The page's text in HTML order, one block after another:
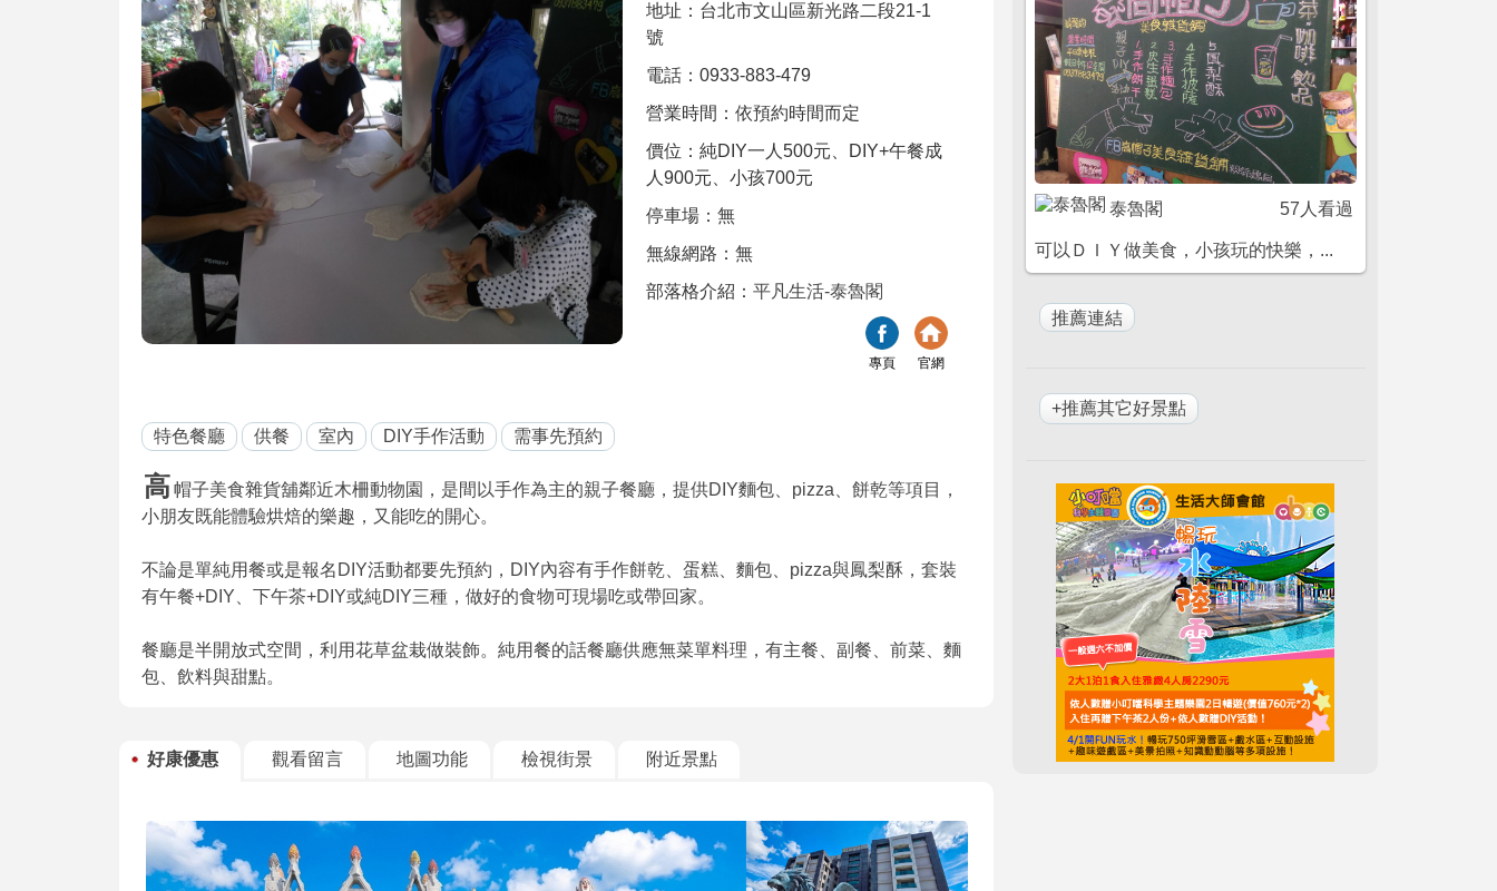
地址：台北市文山區新光路二段21-1
號
電話：0933-883-479
營業時間：依預約時間而定
價位：純DIY一人500元、DIY+午餐成
人900元、小孩700元
停車場：無
無線網路：無
部落格介紹：平凡生活-泰魯閣
專頁 官網
特色餐廳 供餐 室內 DIY手作活動 需事先預約
高帽子美食雜貨舖鄰近木柵動物園，是間以手作為主的親子餐廳，提供DIY麵包、pizza、餅乾等項目，
小朋友既能體驗烘焙的樂趣，又能吃的開心。
不論是單純用餐或是報名DIY活動都要先預約，DIY內容有手作餅乾、蛋糕、麵包、pizza與鳳梨酥，套裝
有午餐+DIY、下午茶+DIY或純DIY三種，做好的食物可現場吃或帶回家。
餐廳是半開放式空間，利用花草盆栽做裝飾。純用餐的話餐廳供應無菜單料理，有主餐、副餐、前菜、麵
包、飲料與甜點。
好康優惠 觀看留言 地圖功能 檢視街景 附近景點
泰魯閣 57人看過
可以ＤＩＹ做美食，小孩玩的快樂，...
+推薦其它好景點